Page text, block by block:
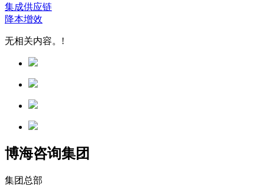
集成供应链
降本增效
无相关内容。!
博海咨询集团
集团总部